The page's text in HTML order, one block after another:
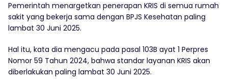
Pemerintah menargetkan penerapan KRIS di semua rumah
sakit yang bekerja sama dengan BPJS Kesehatan paling
lambat 30 Juni 2025.
Hal itu, kata dia mengacu pada pasal 103B ayat 1 Perpres
Nomor 59 Tahun 2024, bahwa standar layanan KRIS akan
diberlakukan paling lambat 30 Juni 2025.